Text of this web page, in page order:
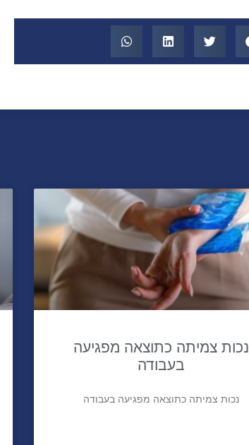
נכות צמיתה כתוצאה מפגיעה
בעבודה
נכות צמיתה כתוצאה מפגיעה בעבודה